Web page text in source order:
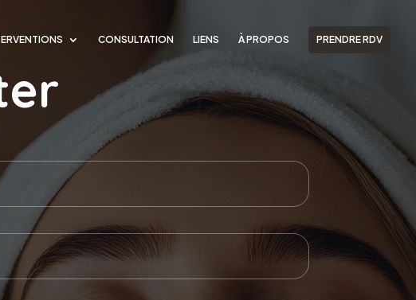
CONSULTATION LIENS À PROPOS PRENDRE RDV